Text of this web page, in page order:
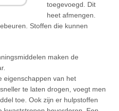
toegevoegd. Dit
heet afmengen.
Stoffen die kunnen
maken de
eigenschappen van het
te laten drogen, voegt men
toe. Ook zijn er hulpstoffen